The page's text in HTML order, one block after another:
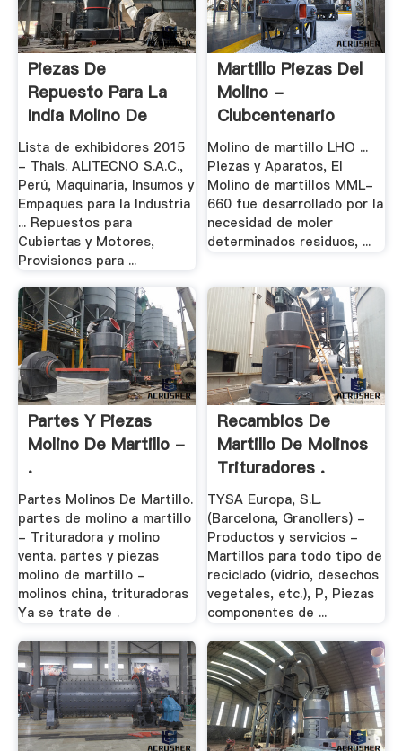
Piezas De
Repuesto Para La
India Molino De
Martillo
Lista de exhibidores 2015
- Thais. ALITECNO S.A.C.,
Perú, Maquinaria, Insumos y
Empaques para la Industria
... Repuestos para
Cubiertas y Motores,
Provisiones para ...
Martillo Piezas Del
Molino -
Clubcentenario
Molino de martillo LHO ...
Piezas y Aparatos, El
Molino de martillos MML-
660 fue desarrollado por la
necesidad de moler
determinados residuos, ...
Partes Y Piezas
Molino De Martillo -
.
Partes Molinos De Martillo.
partes de molino a martillo
- Trituradora y molino
venta. partes y piezas
molino de martillo -
molinos china, trituradoras
Ya se trate de .
Recambios De
Martillo De Molinos
Trituradores .
TYSA Europa, S.L.
(Barcelona, Granollers) -
Productos y servicios -
Martillos para todo tipo de
reciclado (vidrio, desechos
vegetales, etc.), P, Piezas
componentes de ...